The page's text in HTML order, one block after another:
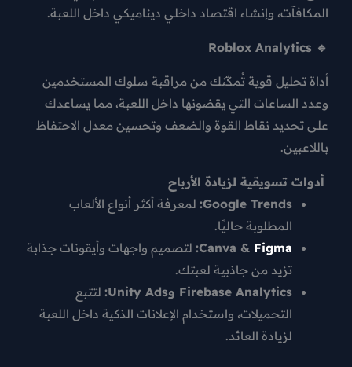
المكافآت، وإنشاء اقتصاد داخلي ديناميكي داخل اللعبة.
🔹 Roblox Analytics
أداة تحليل قوية تُمكّنك من مراقبة سلوك المستخدمين
وعدد الساعات التي يقضونها داخل اللعبة، مما يساعدك
على تحديد نقاط القوة والضعف وتحسين معدل الاحتفاظ
باللاعبين.
أدوات تسويقية لزيادة الأرباح
Google Trends: لمعرفة أكثر أنواع الألعاب
المطلوبة حاليًا.
Canva & Figma
: لتصميم واجهات وأيقونات جذابة
تزيد من جاذبية لعبتك.
Firebase Analytics وUnity Ads:
لتتبع
التحميلات، واستخدام الإعلانات الذكية داخل اللعبة
لزيادة العائد.